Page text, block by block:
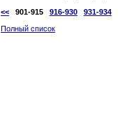
<<
901-915 916-930
931-934
Полный список